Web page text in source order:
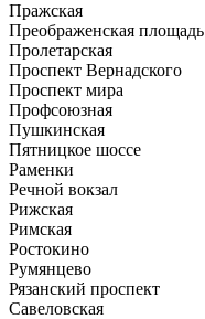
Пражская
Преображенская площадь
Пролетарская
Проспект Вернадского
Проспект мира
Профсоюзная
Пушкинская
Пятницкое шоссе
Раменки
Речной вокзал
Рижская
Римская
Ростокино
Румянцево
Рязанский проспект
Савеловская